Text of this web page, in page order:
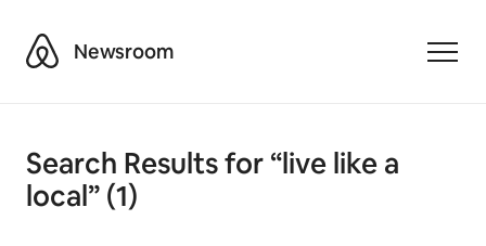
AirbnbNewsroom
Search Results for “live like a
local” (1)